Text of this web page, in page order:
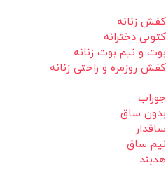
کفش زنانه
کتونی دخترانه
بوت و نیم بوت زنانه
کفش روزمره و راحتی زنانه
جوراب
بدون ساق
ساقدار
نیم ساق
هدبند